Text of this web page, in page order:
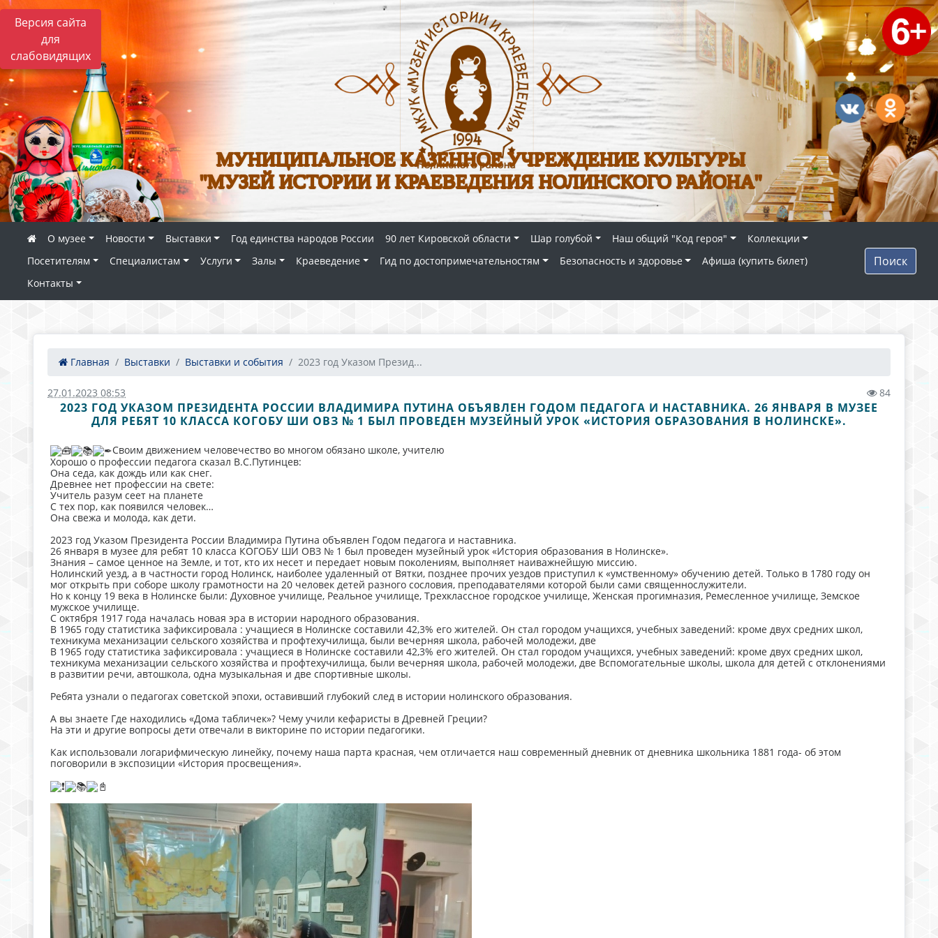
Версия сайта
для
слабовидящих
МУНИЦИПАЛЬНОЕ КАЗЕННОЕ УЧРЕЖДЕНИЕ КУЛЬТУРЫ
"МУЗЕЙ ИСТОРИИ И КРАЕВЕДЕНИЯ НОЛИНСКОГО РАЙОНА"
О музее Новости Выставки Год единства народов России 90 лет Кировской области Шар голубой Наш общий "Код героя"
Коллекции
Посетителям
Специалистам Услуги Залы Краеведение Гид по достопримечательностям Безопасность и здоровье
Афиша (купить билет)
Контакты
Поиск
Главная Выставки Выставки и события 2023 год Указом Презид...
27.01.2023 08:53 84
2023 ГОД УКАЗОМ ПРЕЗИДЕНТА РОССИИ ВЛАДИМИРА ПУТИНА ОБЪЯВЛЕН ГОДОМ ПЕДАГОГА И НАСТАВНИКА. 26 ЯНВАРЯ В МУЗЕЕ
ДЛЯ РЕБЯТ 10 КЛАССА КОГОБУ ШИ ОВЗ № 1 БЫЛ ПРОВЕДЕН МУЗЕЙНЫЙ УРОК «ИСТОРИЯ ОБРАЗОВАНИЯ В НОЛИНСКЕ».
Своим движением человечество во многом обязано школе, учителю
Хорошо о профессии педагога сказал В.С.Путинцев:
Она седа, как дождь или как снег.
Древнее нет профессии на свете:
Учитель разум сеет на планете
С тех пор, как появился человек…
Она свежа и молода, как дети.
2023 год Указом Президента России Владимира Путина объявлен Годом педагога и наставника.
26 января в музее для ребят 10 класса КОГОБУ ШИ ОВЗ № 1 был проведен музейный урок «История образования в Нолинске».
Знания – самое ценное на Земле, и тот, кто их несет и передает новым поколениям, выполняет наиважнейшую миссию.
Нолинский уезд, а в частности город Нолинск, наиболее удаленный от Вятки, позднее прочих уездов приступил к «умственному» обучению детей. Только в 1780 году он
мог открыть при соборе школу грамотности на 20 человек детей разного сословия, преподавателями которой были сами священнослужители.
Но к концу 19 века в Нолинске были: Духовное училище, Реальное училище, Трехклассное городское училище, Женская прогимназия, Ремесленное училище, Земское
мужское училище.
С октября 1917 года началась новая эра в истории народного образования.
В 1965 году статистика зафиксировала : учащиеся в Нолинске составили 42,3% его жителей. Он стал городом учащихся, учебных заведений: кроме двух средних школ,
техникума механизации сельского хозяйства и профтехучилища, были вечерняя школа, рабочей молодежи, две
В 1965 году статистика зафиксировала : учащиеся в Нолинске составили 42,3% его жителей. Он стал городом учащихся, учебных заведений: кроме двух средних школ,
техникума механизации сельского хозяйства и профтехучилища, были вечерняя школа, рабочей молодежи, две Вспомогательные школы, школа для детей с отклонениями
в развитии речи, автошкола, одна музыкальная и две спортивные школы.
Ребята узнали о педагогах советской эпохи, оставивший глубокий след в истории нолинского образования.
А вы знаете Где находились «Дома табличек»? Чему учили кефаристы в Древней Греции?
На эти и другие вопросы дети отвечали в викторине по истории педагогики.
Как использовали логарифмическую линейку, почему наша парта красная, чем отличается наш современный дневник от дневника школьника 1881 года- об этом
поговорили в экспозиции «История просвещения».